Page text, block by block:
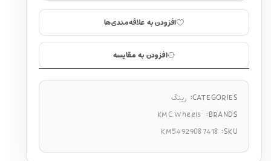
افزودن به علاقه‌مندی‌ها
افزودن به مقایسه
CATEGORIES: رینگ
BRANDS:
KMC Wheels
SKU:
KM54929087418